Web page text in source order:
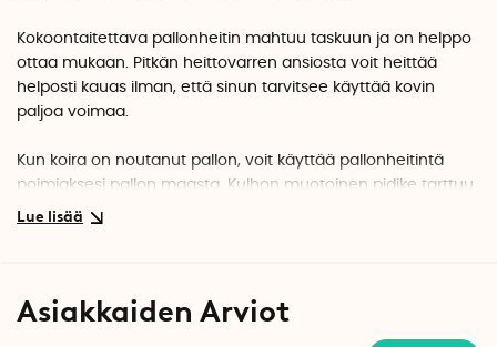
Kokoontaitettava pallonheitin mahtuu taskuun ja on helppo
ottaa mukaan. Pitkän heittovarren ansiosta voit heittää
helposti kauas ilman, että sinun tarvitsee käyttää kovin
paljoa voimaa.
Kun koira on noutanut pallon, voit käyttää pallonheitintä
poimiaksesi pallon maasta. Kulhon muotoinen pidike tarttuu
palloon, mutta vapautuu myös helposti, kun teet uuden
voit ripustaa sen kahvan takaosassa olevasta pienestä
Asiakkaiden Arviot